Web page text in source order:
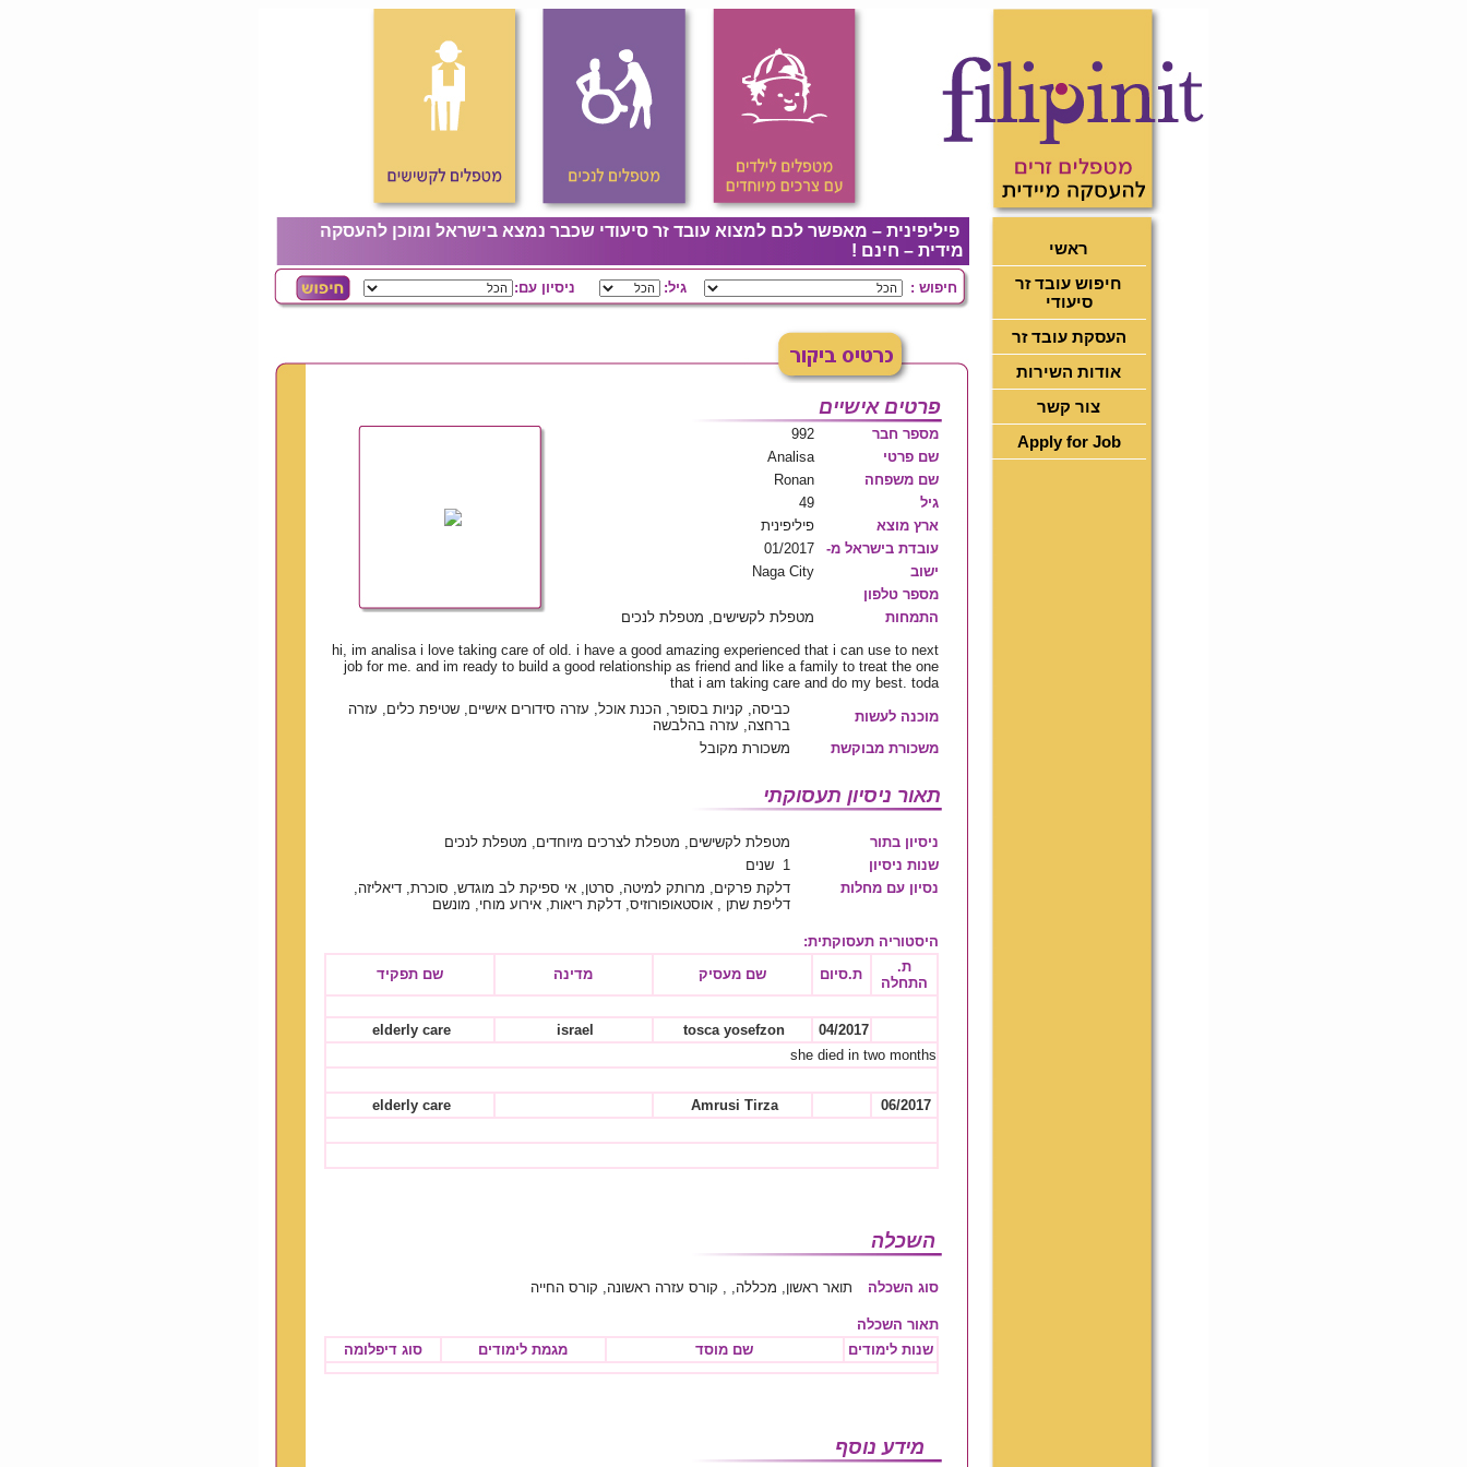
ראשי
חיפוש עובד זר
סיעודי
העסקת עובד זר
אודות השירות
צור קשר
Apply for Job
פיליפינית – מאפשר לכם למצוא עובד זר סיעודי שכבר נמצא בישראל ומוכן להעסקה
מידית – חינם !
חיפוש : גיל: ניסיון עם:
פרטים אישיים
מספר חבר
992
שם פרטי
Analisa
שם משפחה
Ronan
גיל
49
ארץ מוצא
פיליפינית
עובדת בישראל מ-
01/2017
ישוב
Naga City
מספר טלפון
התמחות
מטפלת לקשישים, מטפלת לנכים
hi, im analisa i love taking care of old. i have a good amazing experienced that i can use to next
job for me. and im ready to build a good relationship as friend and like a family to treat the one
that i am taking care and do my best. toda
מוכנה לעשות
כביסה, קניות בסופר, הכנת אוכל, עזרה סידורים אישיים, שטיפת כלים, עזרה
ברחצה, עזרה בהלבשה
משכורת מבוקשת
משכורת מקובל
תאור ניסיון תעסוקתי
ניסיון בתור
מטפלת לקשישים, מטפלת לצרכים מיוחדים, מטפלת לנכים
שנות ניסיון
1 שנים
נסיון עם מחלות
דלקת פרקים, מרותק למיטה, סרטן, אי ספיקת לב מוגדש, סוכרת, דיאליזה,
דליפת שתן , אוסטאופורוזיס, דלקת ריאות, אירוע מוחי, מונשם
היסטוריה תעסוקתית:
ת.
התחלה
ת.סיום שם מעסיק מדינה שם תפקיד
04/2017
tosca yosefzon
israel
elderly care
she died in two months
06/2017
Amrusi Tirza
elderly care
השכלה
סוג השכלה תואר ראשון, מכללה, , קורס עזרה ראשונה, קורס החייה
תאור השכלה
שנות לימודים
שם מוסד מגמת לימודים סוג דיפלומה
מידע נוסף